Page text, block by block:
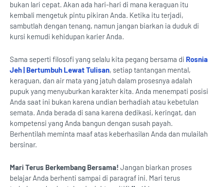
bukan lari cepat. Akan ada hari-hari di mana keraguan itu
kembali mengetuk pintu pikiran Anda. Ketika itu terjadi,
sambutlah dengan tenang, namun jangan biarkan ia duduk di
kursi kemudi kehidupan karier Anda.
Sama seperti filosofi yang selalu kita pegang bersama di Rosnia
Jeh | Bertumbuh Lewat Tulisan, setiap tantangan mental,
keraguan, dan air mata yang jatuh dalam prosesnya adalah
pupuk yang menyuburkan karakter kita. Anda menempati posisi
Anda saat ini bukan karena undian berhadiah atau kebetulan
semata. Anda berada di sana karena dedikasi, keringat, dan
kompetensi yang Anda bangun dengan susah payah.
Berhentilah meminta maaf atas keberhasilan Anda dan mulailah
bersinar.
Mari Terus Berkembang Bersama! Jangan biarkan proses
belajar Anda berhenti sampai di paragraf ini. Mari terus